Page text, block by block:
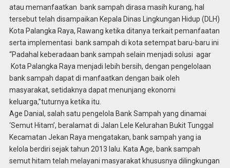
atau memanfaatkan bank sampah dirasa masih kurang, hal
tersebut telah disampaikan Kepala Dinas Lingkungan Hidup (DLH)
Kota Palangka Raya, Rawang ketika ditanya terkait pemanfaatan
serta implementasi bank sampah di kota setempat baru-baru ini
“Padahal keberadaan bank sampah selain menjadi solusi agar
Kota Palangka Raya menjadi lebih bersih, dengan pengelolaan
bank sampah dapat di manfaatkan dengan baik oleh
masyarakat, setidaknya dapat menunjang ekonomi
keluarga,”tuturnya ketika itu.
Age Danial, salah satu pengelola Bank Sampah yang dinamai
‘Semut Hitam’, beralamat di Jalan Lele Kelurahan Bukit Tunggal
Kecamatan Jekan Raya mengatakan, bank sampah yang ia
kelola berdiri sejak tahun 2013 lalu. Kata Age, bank sampah
semut hitam telah melayani masyarakat khususnya dilingkungan